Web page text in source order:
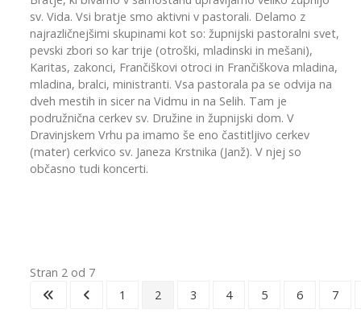
sv. Vida. Vsi bratje smo aktivni v pastorali. Delamo z
najrazličnejšimi skupinami kot so: župnijski pastoralni svet,
pevski zbori so kar trije (otroški, mladinski in mešani),
Karitas, zakonci, Frančiškovi otroci in Frančiškova mladina,
mladina, bralci, ministranti. Vsa pastorala pa se odvija na
dveh mestih in sicer na Vidmu in na Selih. Tam je
podružnična cerkev sv. Družine in župnijski dom. V
Dravinjskem Vrhu pa imamo še eno častitljivo cerkev
(mater) cerkvico sv. Janeza Krstnika (Janž). V njej so
občasno tudi koncerti.
Stran 2 od 7
1
2 3 4 5 6 7